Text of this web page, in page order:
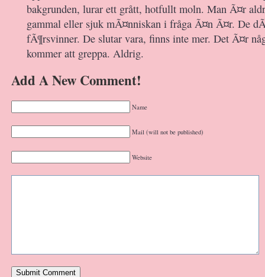
bakgrunden, lurar ett grått, hotfullt moln. Man Ã¤r
gammal eller sjuk mÃ¤nniskan i fråga Ã¤n Ã¤r. De
fÃ¶rsvinner. De slutar vara, finns inte mer. Det Ã¤r
kommer att greppa. Aldrig.
Add A New Comment!
Name
Mail (will not be published)
Website